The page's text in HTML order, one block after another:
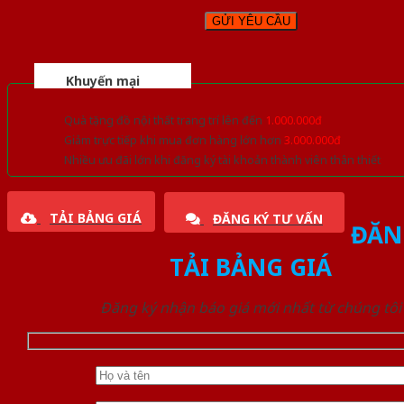
Khuyến mại
Quà tặng đồ nội thất trang trí lên đến 1.000.000đ
Giảm trực tiếp khi mua đơn hàng lớn hơn 3.000.000đ
Nhiều ưu đãi lớn khi đăng ký tài khoản thành viên thân thiết
TẢI BẢNG GIÁ ĐĂNG KÝ TƯ VẤN
TẢI BẢNG GIÁ
Đăng ký nhận báo giá mới nhất từ chúng tôi